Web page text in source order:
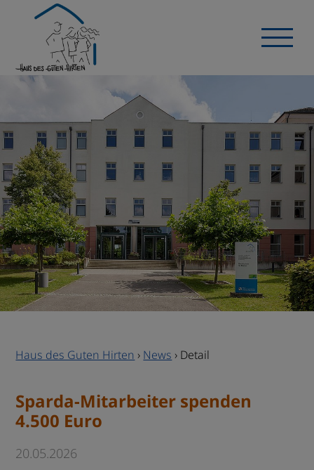
Haus des Guten Hirten › News › Detail
Sparda-Mitarbeiter spenden
4.500 Euro
20.05.2026